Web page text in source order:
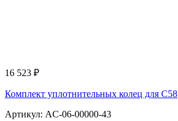
16 523 ₽
Комплект уплотнительных колец для С58
Артикул: AC-06-00000-43